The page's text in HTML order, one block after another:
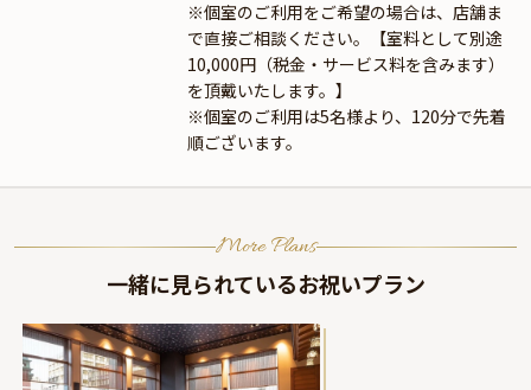
※個室のご利用をご希望の場合は、店舗ま
で直接ご相談ください。【室料として別途
10,000円（税金・サービス料を含みます）
を頂戴いたします。】
※個室のご利用は5名様より、120分で先着
順ございます。
More Plans
一緒に見られているお祝いプラン